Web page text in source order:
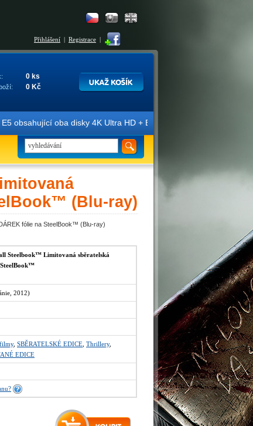
Přihlášení | Registrace |
0 ks
0 Kč
disky 4K Ultra HD + Blu-ray 3D/2D. Edice jsou označené
(Blu-ray)
fólie na SteelBook™ (Blu-ray)
Steelbook™ Limitovaná sběratelská
2012)
, SBĚRATELSKÉ EDICE Thrillery,
EDICE